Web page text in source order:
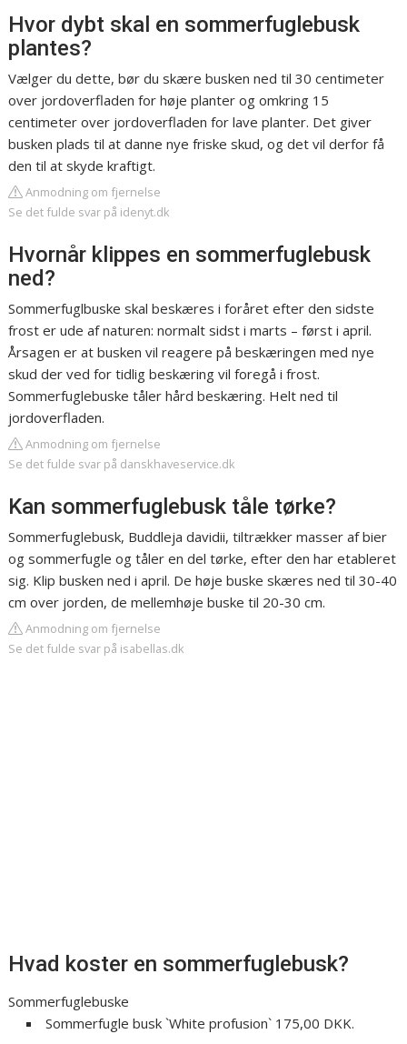
Hvor dybt skal en sommerfuglebusk
plantes?
Vælger du dette, bør du skære busken ned til 30 centimeter
over jordoverfladen for høje planter og omkring 15
centimeter over jordoverfladen for lave planter. Det giver
busken plads til at danne nye friske skud, og det vil derfor få
den til at skyde kraftigt.
Anmodning om fjernelse
Se det fulde svar på idenyt.dk
Hvornår klippes en sommerfuglebusk
ned?
Sommerfuglbuske skal beskæres i foråret efter den sidste
frost er ude af naturen: normalt sidst i marts – først i april.
Årsagen er at busken vil reagere på beskæringen med nye
skud der ved for tidlig beskæring vil foregå i frost.
Sommerfuglebuske tåler hård beskæring. Helt ned til
jordoverfladen.
Anmodning om fjernelse
Se det fulde svar på danskhaveservice.dk
Kan sommerfuglebusk tåle tørke?
Sommerfuglebusk, Buddleja davidii, tiltrækker masser af bier
og sommerfugle og tåler en del tørke, efter den har etableret
sig. Klip busken ned i april. De høje buske skæres ned til 30-40
cm over jorden, de mellemhøje buske til 20-30 cm.
Anmodning om fjernelse
Se det fulde svar på isabellas.dk
Hvad koster en sommerfuglebusk?
Sommerfuglebuske
Sommerfugle busk `White profusion` 175,00 DKK.